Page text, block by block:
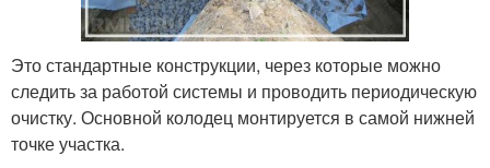
Это стандартные конструкции, через которые можно
следить за работой системы и проводить периодическую
очистку. Основной колодец монтируется в самой нижней
точке участка.